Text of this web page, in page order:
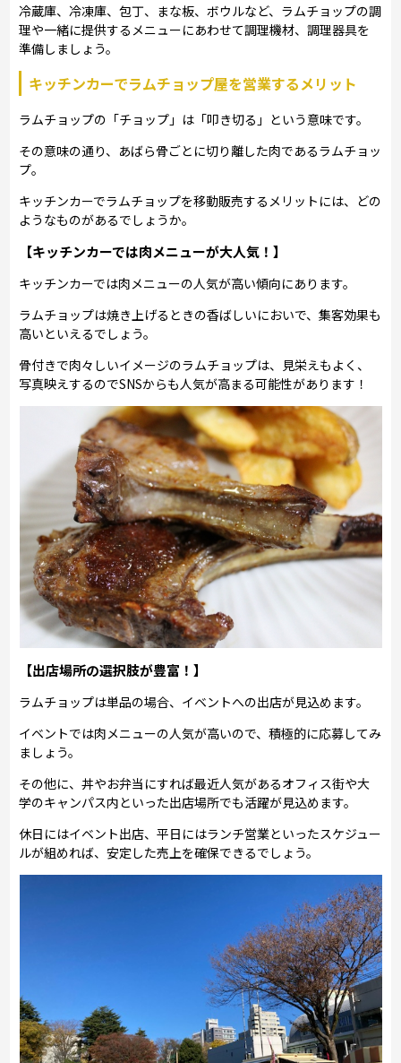
冷蔵庫、冷凍庫、包丁、まな板、ボウルなど、ラムチョップの調
理や一緒に提供するメニューにあわせて調理機材、調理器具を
準備しましょう。
キッチンカーでラムチョップ屋を営業するメリット
ラムチョップの「チョップ」は「叩き切る」という意味です。
その意味の通り、あばら骨ごとに切り離した肉であるラムチョッ
プ。
キッチンカーでラムチョップを移動販売するメリットには、どの
ようなものがあるでしょうか。
【キッチンカーでは肉メニューが大人気！】
キッチンカーでは肉メニューの人気が高い傾向にあります。
ラムチョップは焼き上げるときの香ばしいにおいで、集客効果も
高いといえるでしょう。
骨付きで肉々しいイメージのラムチョップは、見栄えもよく、
写真映えするのでSNSからも人気が高まる可能性があります！
【出店場所の選択肢が豊富！】
ラムチョップは単品の場合、イベントへの出店が見込めます。
イベントでは肉メニューの人気が高いので、積極的に応募してみ
ましょう。
その他に、丼やお弁当にすれば最近人気があるオフィス街や大
学のキャンパス内といった出店場所でも活躍が見込めます。
休日にはイベント出店、平日にはランチ営業といったスケジュー
ルが組めれば、安定した売上を確保できるでしょう。